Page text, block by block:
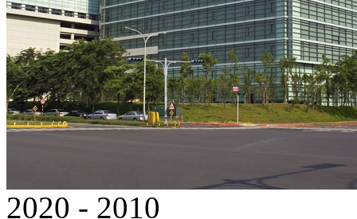
2020 - 2010